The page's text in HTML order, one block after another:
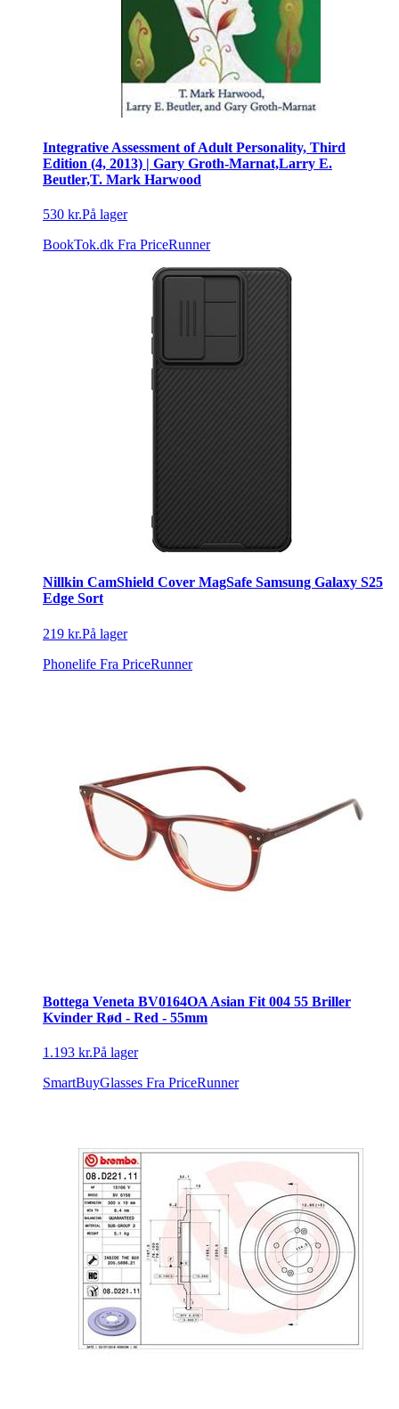
Integrative Assessment of Adult Personality, Third
Edition (4, 2013) | Gary Groth-Marnat,Larry E.
Beutler,T. Mark Harwood
530 kr.På lager
BookTok.dk Fra PriceRunner
Nillkin CamShield Cover MagSafe Samsung Galaxy S25
Edge Sort
219 kr.På lager
Phonelife Fra PriceRunner
Bottega Veneta BV0164OA Asian Fit 004 55 Briller
Kvinder Rød - Red - 55mm
1.193 kr.På lager
SmartBuyGlasses Fra PriceRunner